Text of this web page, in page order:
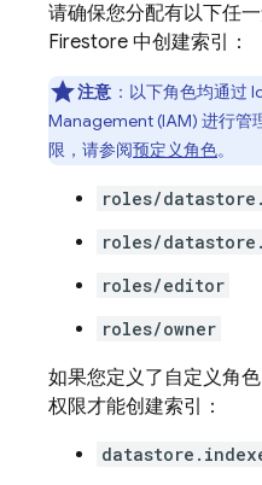
请确保您分配有以下任
Firestore 中创建索引：
注意 ：以下角色均通过
Management (IAM) 进行管
限，请参阅预定义角色。
roles/
roles/
roles/editor
roles/owner
如果您定义了自定义角
权限才能创建索引：